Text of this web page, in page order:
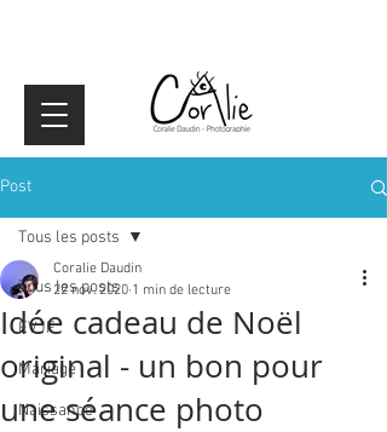
Post
Tous les posts
EVJF
Mariage
Naissance
Tous les posts
Idée cadeau de Noël
original - un bon pour
une séance photo
Coralie Daudin
22 nov. 2020 1 min de lecture